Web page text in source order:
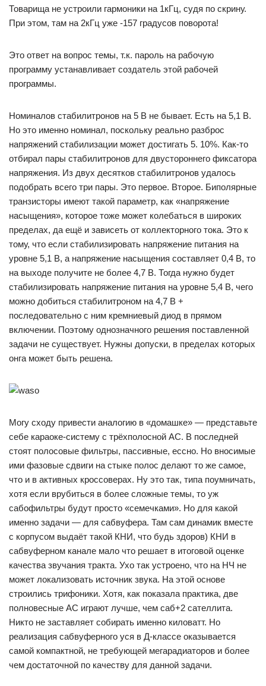
Товарища не устроили гармоники на 1кГц, судя по скрину.
При этом, там на 2кГц уже -157 градусов поворота!
Это ответ на вопрос темы, т.к. пароль на рабочую
программу устанавливает создатель этой рабочей
программы.
Номиналов стабилитронов на 5 В не бывает. Есть на 5,1 В.
Но это именно номинал, поскольку реально разброс
напряжений стабилизации может достигать 5. 10%. Как-то
отбирал пары стабилитронов для двустороннего фиксатора
напряжения. Из двух десятков стабилитронов удалось
подобрать всего три пары. Это первое. Второе. Биполярные
транзисторы имеют такой параметр, как «напряжение
насыщения», которое тоже может колебаться в широких
пределах, да ещё и зависеть от коллекторного тока. Это к
тому, что если стабилизировать напряжение питания на
уровне 5,1 В, а напряжение насыщения составляет 0,4 В, то
на выходе получите не более 4,7 В. Тогда нужно будет
стабилизировать напряжение питания на уровне 5,4 В, чего
можно добиться стабилитроном на 4,7 В +
последовательно с ним кремниевый диод в прямом
включении. Поэтому однозначного решения поставленной
задачи не существует. Нужны допуски, в пределах которых
онга может быть решена.
Могу сходу привести аналогию в «домашке» — представьте
себе караоке-систему с трёхполосной АС. В последней
стоят полосовые фильтры, пассивные, ессно. Но вносимые
ими фазовые сдвиги на стыке полос делают то же самое,
что и в активных кроссоверах. Ну это так, типа поумничать,
хотя если врубиться в более сложные темы, то уж
сабофильтры будут просто «семечками». Но для какой
именно задачи — для сабвуфера. Там сам динамик вместе
с корпусом выдаёт такой КНИ, что будь здоров) КНИ в
сабвуферном канале мало что решает в итоговой оценке
качества звучания тракта. Ухо так устроено, что на НЧ не
может локализовать источник звука. На этой основе
строились трифоники. Хотя, как показала практика, две
полновесные АС играют лучше, чем саб+2 сателлита.
Никто не заставляет собирать именно киловатт. Но
реализация сабвуферного уся в Д-классе оказывается
самой компактной, не требующей мегарадиаторов и более
чем достаточной по качеству для данной задачи.